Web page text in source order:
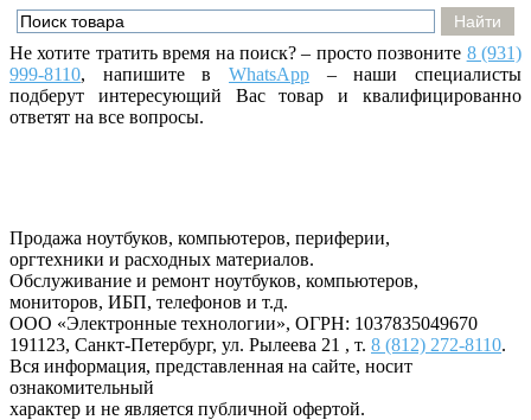
Не хотите тратить время на поиск? – просто позвоните 8 (931)
999-8110, напишитевWhatsApp – наши специалисты
подберут интересующий Вас товар и квалифицированно
ответят на все вопросы.
Продажа ноутбуков, компьютеров, периферии,
оргтехники и расходных материалов.
Обслуживание и ремонт ноутбуков, компьютеров,
мониторов, ИБП, телефонов и т.д.
ООО «Электронные технологии», ОГРН: 1037835049670
191123, Санкт-Петербург, ул. Рылеева 21 , т. 8 (812) 272-8110.
Вся информация, представленная на сайте, носит
ознакомительный
характер и не является публичной офертой.